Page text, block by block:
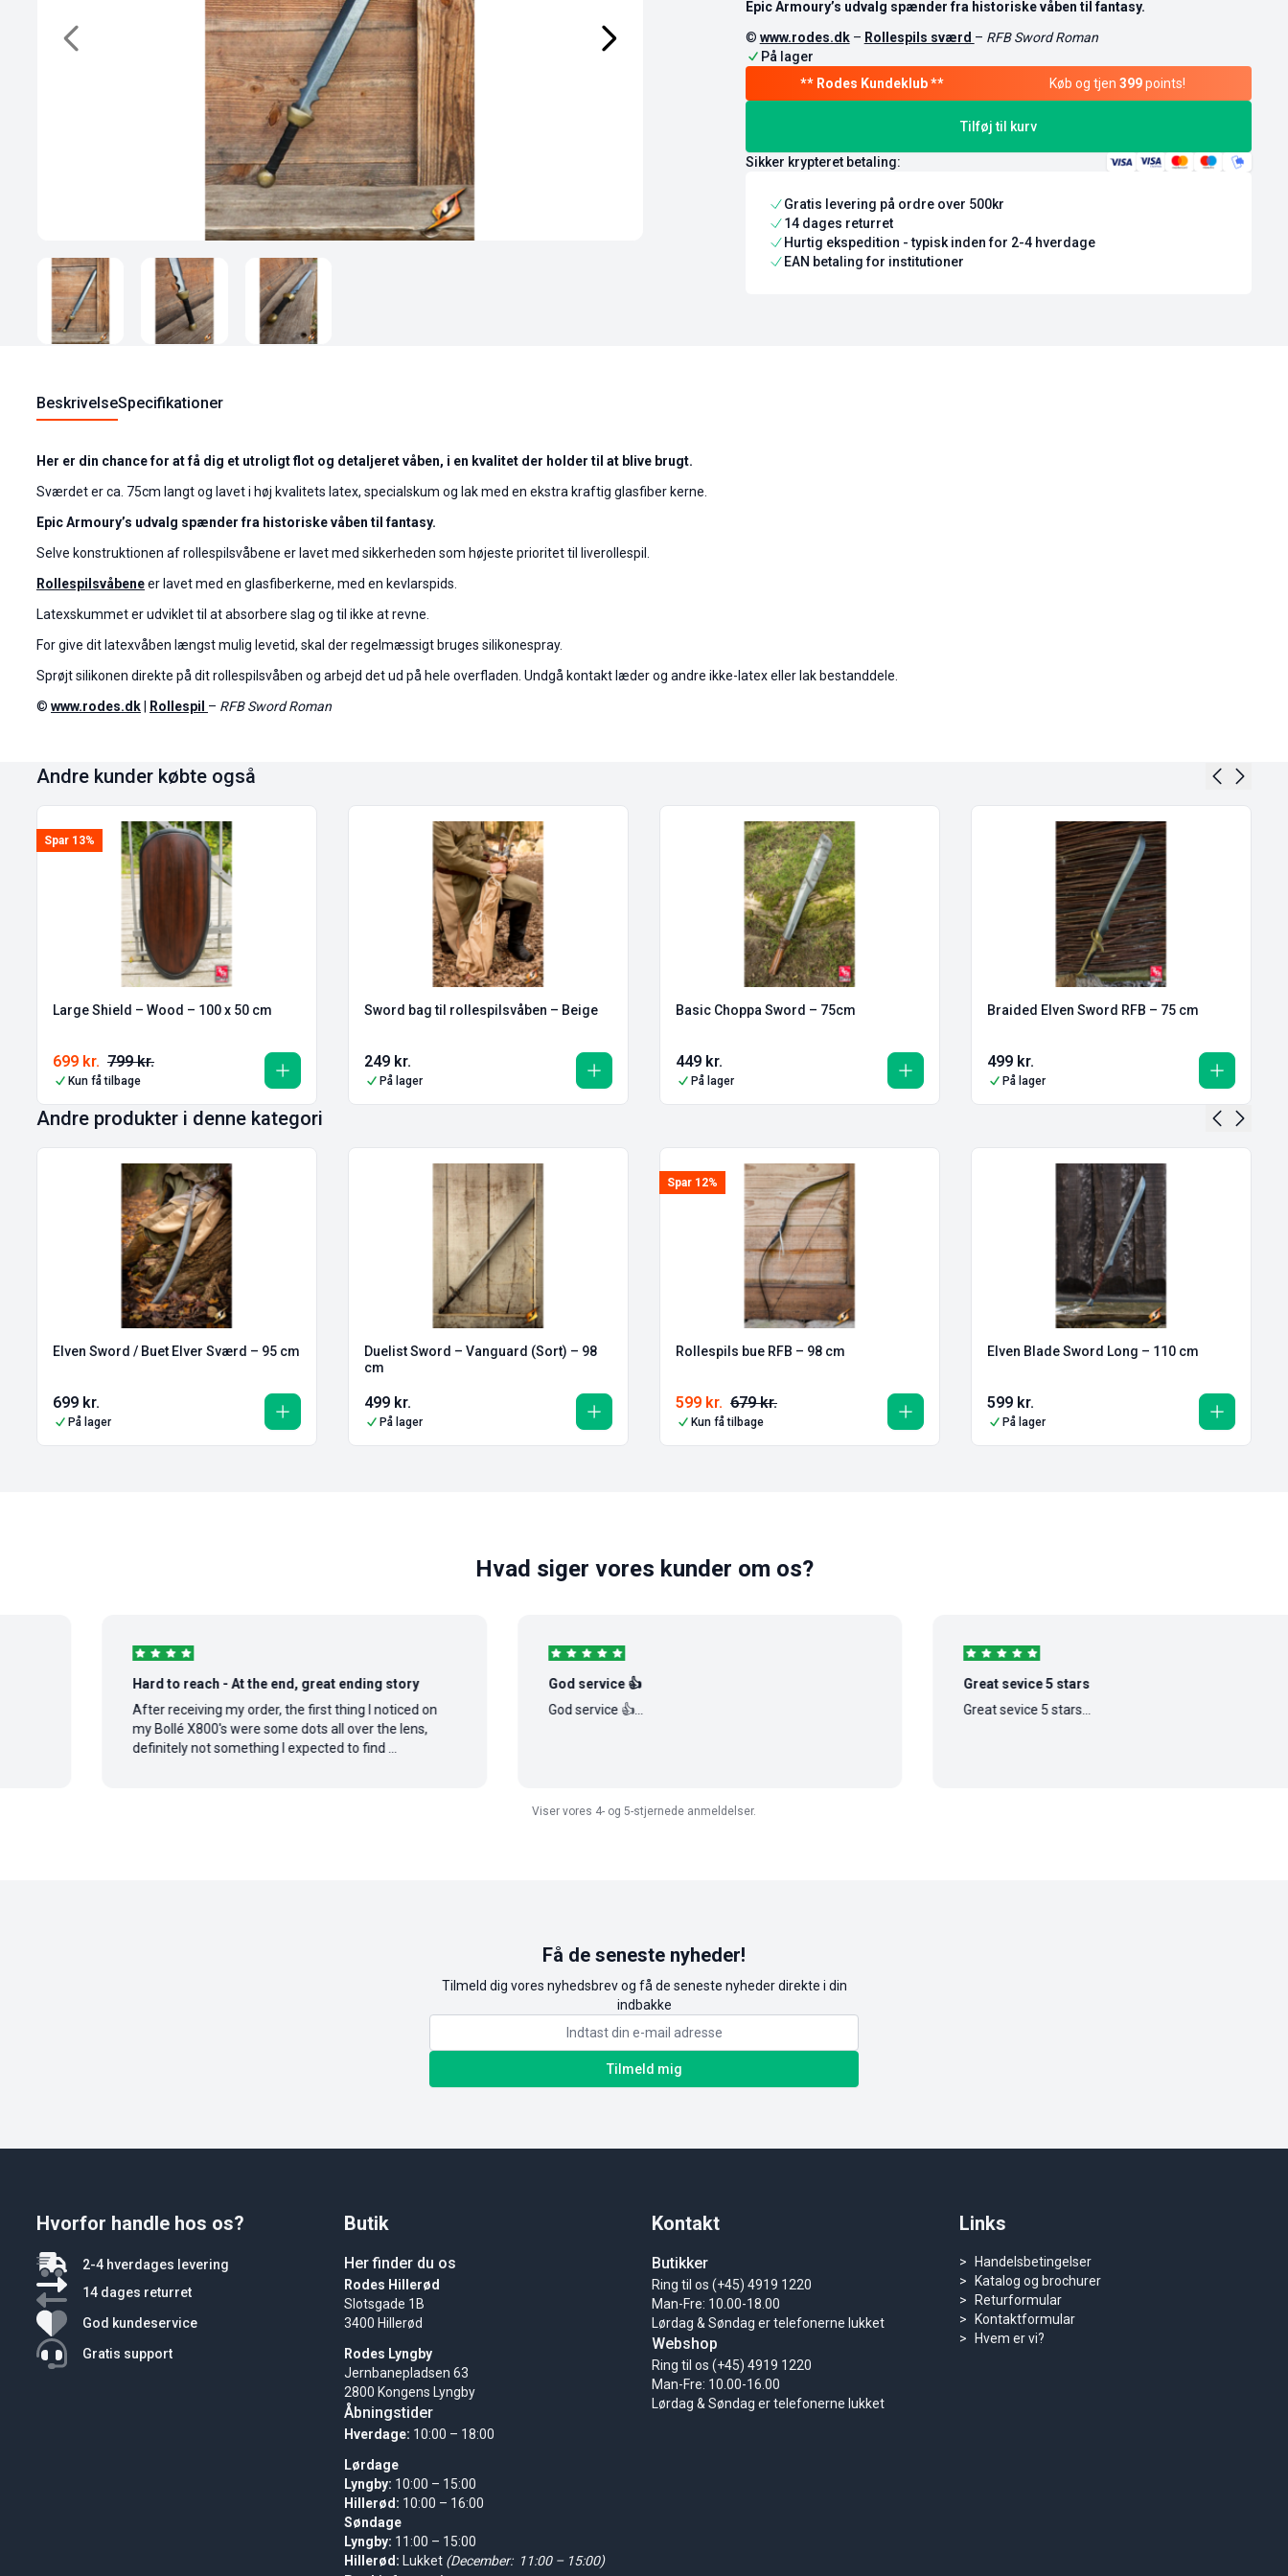
Epic Armoury’s udvalg spænder fra historiske våben til fantasy.
© www.rodes.dk– Rollespils sværd – RFB Sword Roman
På lager
Køb og tjen 399points!
Tilføj til kurv
Sikker krypteret betaling:
Gratis levering på ordre over 500kr
14 dages returret
Hurtig ekspedition - typisk inden for 2-4 hverdage
EAN betaling for institutioner
BeskrivelseSpecifikationer
Her er din chance for at få dig et utroligt flot og detaljeret våben, i en kvalitet der holder til at blive brugt.
Sværdet er ca. 75cm langt og lavet i høj kvalitets latex, specialskum og lak med en ekstra kraftig glasfiber kerne.
Epic Armoury’s udvalg spænder fra historiske våben til fantasy.
Selve konstruktionen af rollespilsvåbene er lavet med sikkerheden som højeste prioritet til liverollespil.
Rollespilsvåbeneer lavet med en glasfiberkerne, med en kevlarspids.
Latexskummet er udviklet til at absorbere slag og til ikke at revne.
For give dit latexvåben længst mulig levetid, skal der regelmæssigt bruges silikonespray.
Sprøjt silikonen direkte på dit rollespilsvåben og arbejd det ud på hele overfladen. Undgå kontakt læder og andre ikke-latex eller lak bestanddele.
© www.rodes.dk Rollespil – RFB Sword Roman
Andre kunder købte også
Spar 13%
Large Shield – Wood – 100 x 50 cm
799kr.
699 kr.
Kun få tilbage
Sword bag til rollespilsvåben – Beige
249 kr.
På lager
Basic Choppa Sword – 75cm
449 kr.
På lager
Braided Elven Sword RFB – 75 cm
499 kr.
På lager
Andre produkter i denne kategori
Elven Sword / Buet Elver Sværd – 95 cm
699 kr.
På lager
Duelist Sword – Vanguard (Sort) – 98
cm
499 kr.
På lager
Spar 12%
Rollespils bue RFB – 98 cm
679kr.
599 kr.
Kun få tilbage
Elven Blade Sword Long – 110 cm
599 kr.
På lager
Hvad siger vores kunder om os?
Hard to reach - At the end, great ending story
After receiving my order, the first thing I noticed on
my Bollé X800's were some dots all over the lens,
definitely not something I expected to find ...
God service 👍
God service 👍...
Great sevice 5 stars
Great sevice 5 stars...
Viser vores 4- og 5-stjernede anmeldelser.
Få de seneste nyheder!
Tilmeld dig vores nyhedsbrev og få de seneste nyheder direkte i din
indbakke
Tilmeld mig
Butik
Her finder du os
Rodes Hillerød
Slotsgade 1B
3400 Hillerød
Rodes Lyngby
Jernbanepladsen 63
2800 Kongens Lyngby
Åbningstider
Hverdage: 10:00 – 18:00
Lørdage
Lyngby: 10:00 – 15:00
Hillerød: 10:00 – 16:00
Søndage
Lyngby: 11:00 – 15:00
Hillerød: Lukket (December: 11:00 – 15:00)
Kontakt
Butikker
Ring til os (+45) 4919 1220
Man-Fre: 10.00-18.00
Lørdag & Søndag er telefonerne lukket
Webshop
Ring til os (+45) 4919 1220
Man-Fre: 10.00-16.00
Lørdag & Søndag er telefonerne lukket
Links
Handelsbetingelser
Katalog og brochurer
Returformular
Kontaktformular
Hvem er vi?
Hvorfor handle hos os?
2-4 hverdages levering
14 dages returret
God kundeservice
Gratis support